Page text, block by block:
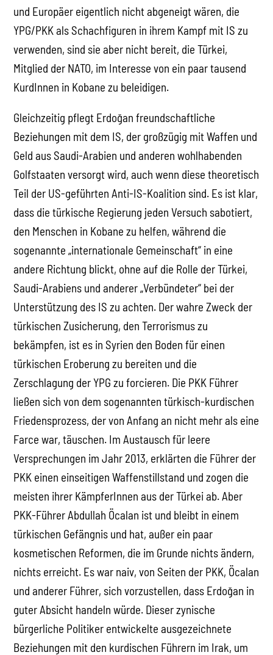
und Europäer eigentlich nicht abgeneigt wären, die
YPG/PKK als Schachfiguren in ihrem Kampf mit IS zu
verwenden, sind sie aber nicht bereit, die Türkei,
Mitglied der NATO, im Interesse von ein paar tausend
KurdInnen in Kobane zu beleidigen.
Gleichzeitig pflegt Erdoğan freundschaftliche
Beziehungen mit dem IS, der großzügig mit Waffen und
Geld aus Saudi-Arabien und anderen wohlhabenden
Golfstaaten versorgt wird, auch wenn diese theoretisch
Teil der US-geführten Anti-IS-Koalition sind. Es ist klar,
dass die türkische Regierung jeden Versuch sabotiert,
den Menschen in Kobane zu helfen, während die
sogenannte „internationale Gemeinschaft“ in eine
andere Richtung blickt, ohne auf die Rolle der Türkei,
Saudi-Arabiens und anderer „Verbündeter“ bei der
Unterstützung des IS zu achten. Der wahre Zweck der
türkischen Zusicherung, den Terrorismus zu
bekämpfen, ist es in Syrien den Boden für einen
türkischen Eroberung zu bereiten und die
Zerschlagung der YPG zu forcieren. Die PKK Führer
ließen sich von dem sogenannten türkisch-kurdischen
Friedensprozess, der von Anfang an nicht mehr als eine
Farce war, täuschen. Im Austausch für leere
Versprechungen im Jahr 2013, erklärten die Führer der
PKK einen einseitigen Waffenstillstand und zogen die
meisten ihrer KämpferInnen aus der Türkei ab. Aber
PKK-Führer Abdullah Öcalan ist und bleibt in einem
türkischen Gefängnis und hat, außer ein paar
kosmetischen Reformen, die im Grunde nichts ändern,
nichts erreicht. Es war naiv, von Seiten der PKK, Öcalan
und anderer Führer, sich vorzustellen, dass Erdoğan in
guter Absicht handeln würde. Dieser zynische
bürgerliche Politiker entwickelte ausgezeichnete
Beziehungen mit den kurdischen Führern im Irak, um